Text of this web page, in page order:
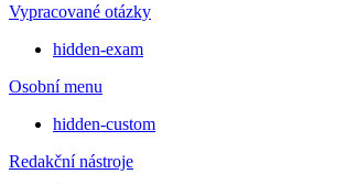
Vypracované otázky
hidden-exam
Osobní menu
hidden-custom
Redakční nástroje